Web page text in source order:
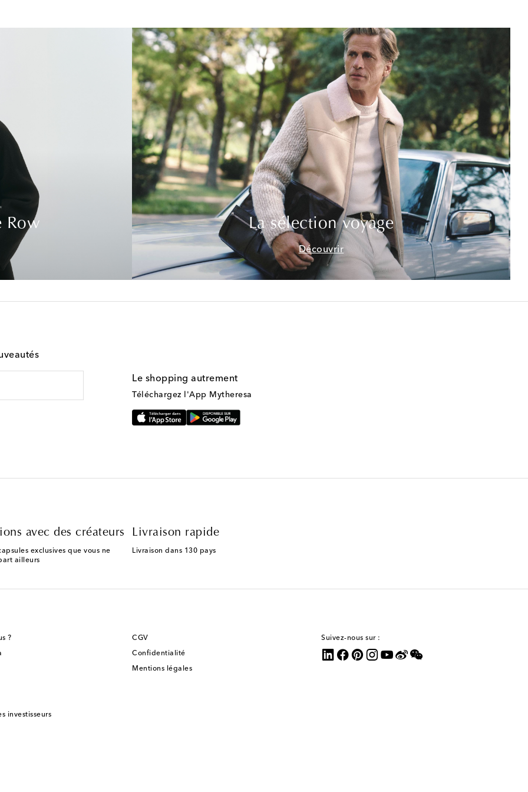
Row La sélection voyage
Découvrir
Le shopping autrement
Téléchargez l'App Mytheresa
avec des créateurs
exclusives que vous ne
ailleurs
Livraison rapide
Livraison dans 130 pays
?
investisseurs
CGV
Confidentialité
Mentions légales
Suivez-nous sur :